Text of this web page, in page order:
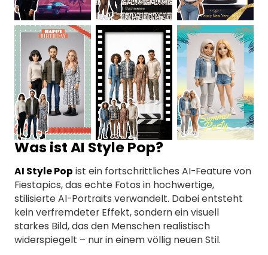
Was ist AI Style Pop?
AI Style Pop ist ein fortschrittliches AI-Feature von
Fiestapics, das echte Fotos in hochwertige,
stilisierte AI-Portraits verwandelt. Dabei entsteht
kein verfremdeter Effekt, sondern ein visuell
starkes Bild, das den Menschen realistisch
widerspiegelt – nur in einem völlig neuen Stil.